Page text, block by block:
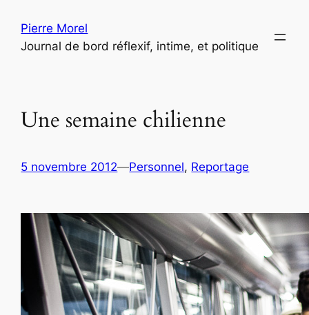
contenu
Pierre Morel
Journal de bord réflexif, intime, et politique
Une semaine chilienne
5 novembre 2012—Personnel, Reportage